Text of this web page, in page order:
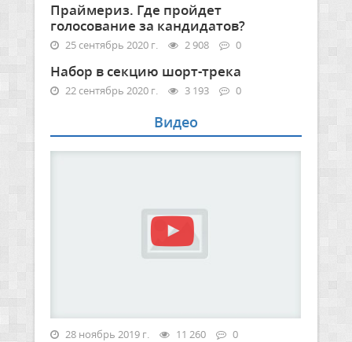
Праймериз. Где пройдет
голосование за кандидатов?
25 сентябрь 2020 г. 2 908 0
Набор в секцию шорт-трека
22 сентябрь 2020 г. 3 193 0
Видео
28 ноябрь 2019 г. 11 260 0